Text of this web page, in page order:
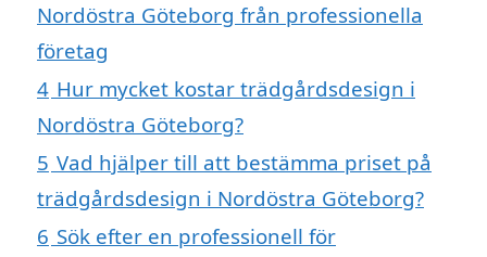
Nordöstra Göteborg från professionella
företag
4 Hur mycket kostar trädgårdsdesign i
Nordöstra Göteborg?
5 Vad hjälper till att bestämma priset på
trädgårdsdesign i Nordöstra Göteborg?
6 Sök efter en professionell för